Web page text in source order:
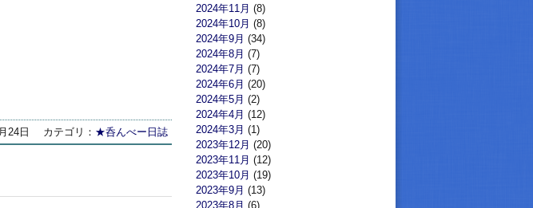
24日 カテゴリ： ★呑んべー日誌
2024年11月 (8)
2024年10月 (8)
2024年9月 (34)
2024年8月 (7)
2024年7月 (7)
2024年6月 (20)
2024年5月 (2)
2024年4月 (12)
2024年3月 (1)
2023年12月 (20)
2023年11月 (12)
2023年10月 (19)
2023年9月 (13)
2023年8月 (6)